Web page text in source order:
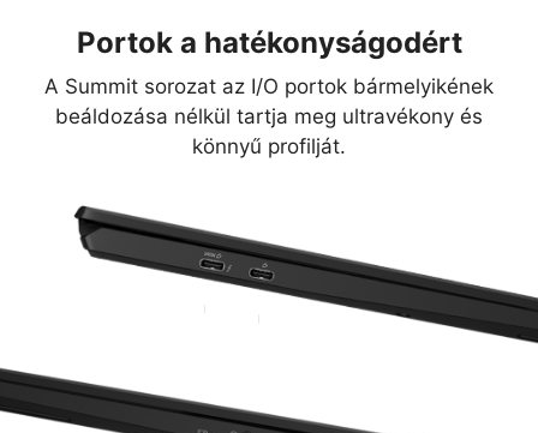
Portok a hatékonyságodért
A Summit sorozat az I/O portok bármelyikének
beáldozása nélkül tartja meg ultravékony és
könnyű profilját.